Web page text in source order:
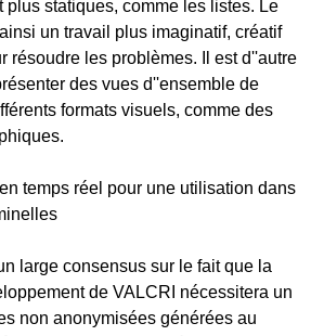
plus statiques, comme les listes. Le
un travail plus imaginatif, créatif
résoudre les problèmes. Il est d''autre
des vues d''ensemble de
formats visuels, comme des
temps réel pour une utilisation dans
large consensus sur le fait que la
de VALCRI nécessitera un
non anonymisées générées au